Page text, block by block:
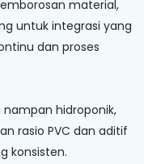
material,
untuk integrasi yang
dan proses
hidroponik,
rasio PVC dan aditif
konsisten.